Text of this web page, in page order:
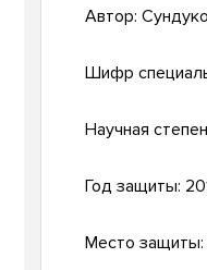
Автор:
Шифр
Научная
Год защиты:
Место защиты: